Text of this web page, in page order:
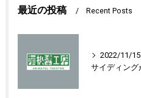
最近の投稿 Recent Posts
2022/11/15